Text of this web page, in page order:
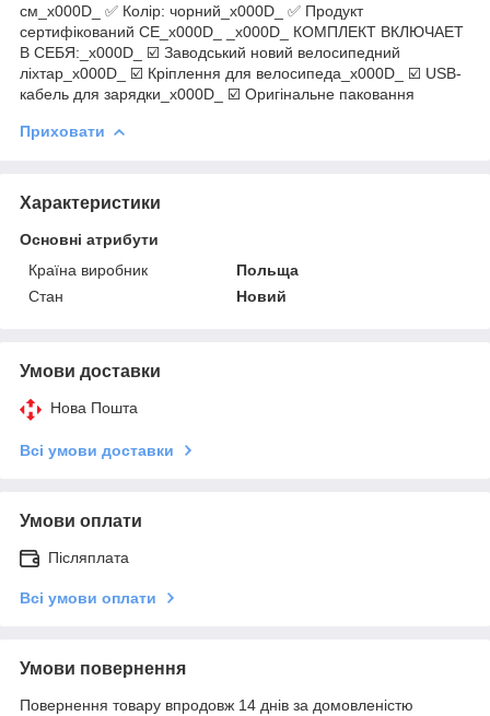
см_x000D_ ✅ Колір: чорний_x000D_ ✅ Продукт
сертифікований CE_x000D_ _x000D_ КОМПЛЕКТ ВКЛЮЧАЕТ
В СЕБЯ:_x000D_ ☑️ Заводський новий велосипедний
ліхтар_x000D_ ☑️ Кріплення для велосипеда_x000D_ ☑️ USB-
кабель для зарядки_x000D_ ☑️ Оригінальне паковання
Приховати
Характеристики
Основні атрибути
Країна виробник
Польща
Стан
Новий
Умови доставки
Нова Пошта
Всі умови доставки
Умови оплати
Післяплата
Всі умови оплати
Умови повернення
Повернення товару впродовж 14 днів за домовленістю